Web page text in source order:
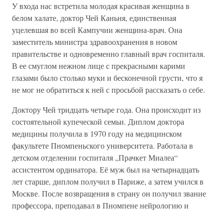
У входа нас встретила молодая красивая женщина в
белом халате, доктор Чей Каньня, единственная
уцелевшая во всей Кампучии женщина-врач. Она
заместитель министра здравоохранения в новом
правительстве и одновременно главный врач госпиталя.
В ее смуглом нежном лице с прекрасными карими
глазами было столько муки и бесконечной грусти, что я
не мог не обратиться к ней с просьбой рассказать о себе.
Доктору Чей тридцать четыре года. Она происходит из
состоятельной купеческой семьи. Диплом доктора
медицины получила в 1970 году на медицинском
факультете Пномпеньского университета. Работала в
детском отделении госпиталя „Прачкет Миалеа“
ассистентом ординатора. Её муж был на четырнадцать
лет старше, диплом получил в Париже, а затем учился в
Москве. После возвращения в страну он получил звание
профессора, преподавал в Пномпене нейрологию и